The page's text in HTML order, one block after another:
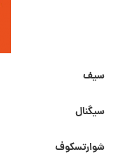
سیف
سیگنال
شوارتسکوف